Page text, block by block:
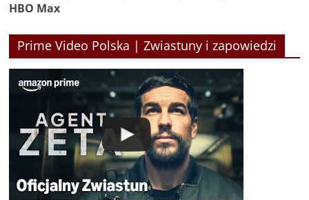
HBO Max
Prime Video Polska | Zwiastuny i zapowiedzi